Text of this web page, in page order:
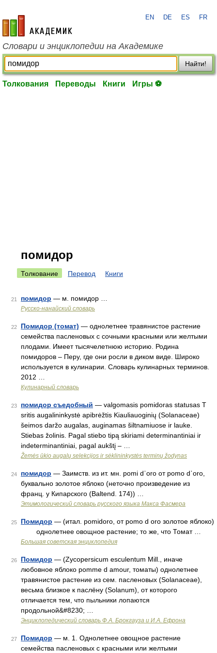
academic.ru
EN DE ES FR
Словари и энциклопедии на Академике
Найти!
Толкования Переводы Книги Игры ⚽
помидор
Толкование Перевод Книги
21 помидор — м. помидор …
Русско-нанайский словарь
22 Помидор (томат) — однолетнее травянистое растение
семейства пасленовых с сочными красными или желтыми
плодами. Имеет тысячелетнюю историю. Родина
помидоров – Перу, где они росли в диком виде. Широко
используется в кулинарии. Словарь кулинарных терминов.
2012 …
Кулинарный словарь
23 помидор съедобный — valgomasis pomidoras statusas T
sritis augalininkystė apibrėžtis Kiauliauoginių (Solanaceae)
šeimos daržo augalas, auginamas šiltnamiuose ir lauke.
Stiebas žolinis. Pagal stiebo tipą skiriami determinantiniai ir
indeterminantiniai, pagal aukštį – …
Žemės ūkio augalų selekcijos ir sėklininkystės terminų žodynas
24 помидор — Заимств. из ит. мн. роmi d᾽оrо от роmо d᾽оrо,
буквально золотое яблоко (неточно произведение из
франц. у Кипарского (Baltend. 174)) …
Этимологический словарь русского языка Макса Фасмера
25 Помидор — (итал. pomidoro, от pomo d oro золотое яблоко)
однолетнее овощное растение; то же, что Томат …
Большая советская энциклопедия
26 Помидор — (Zycopersicum esculentum Mill., иначе
любовное яблоко pomme d amour, томаты) однолетнее
травянистое растение из сем. пасленовых (Solanaceae),
весьма близкое к паслёну (Solanum), от которого
отличается тем, что пыльники лопаются
продольной&#8230; …
Энциклопедический словарь Ф.А. Брокгауза и И.А. Ефрона
27 Помидор — м. 1. Однолетнее овощное растение
семейства пасленовых с красными или желтыми